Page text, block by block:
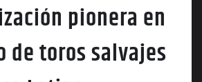
pionera en
de toros salvajes